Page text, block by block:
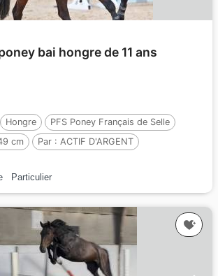
bai hongre de 11 ans
Hongre
PFS Poney Français de Selle
cm Par : ACTIF D'ARGENT
Particulier